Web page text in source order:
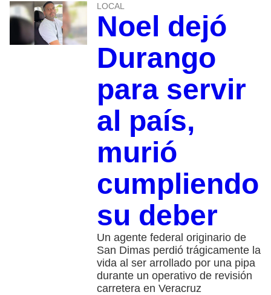
LOCAL
Noel dejó
Durango
para servir
al país,
murió
cumpliendo
su deber
Un agente federal originario de
San Dimas perdió trágicamente la
vida al ser arrollado por una pipa
durante un operativo de revisión
carretera en Veracruz